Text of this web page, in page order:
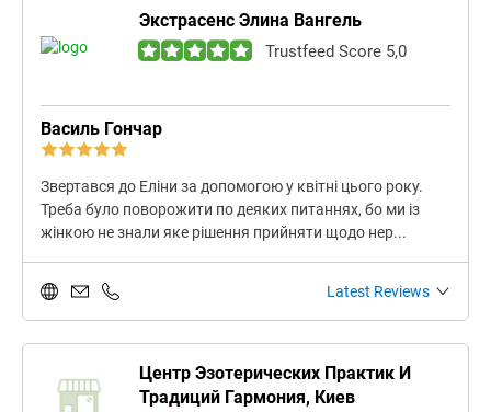
Экстрасенс Элина Вангель
Trustfeed Score 5,0
Василь Гончар
Звертався до Еліни за допомогою у квітні цього року.
Треба було поворожити по деяких питаннях, бо ми із
жінкою не знали яке рішення прийняти щодо нер...
Latest Reviews
Центр Эзотерических Практик И
Традиций Гармония, Киев